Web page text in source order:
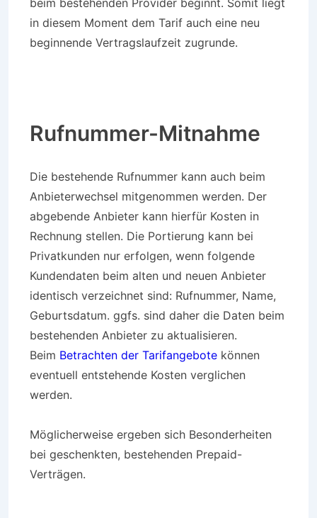
beim bestehenden Provider beginnt. Somit liegt
in diesem Moment dem Tarif auch eine neu
beginnende Vertragslaufzeit zugrunde.
Rufnummer-Mitnahme
Die bestehende Rufnummer kann auch beim
Anbieterwechsel mitgenommen werden. Der
abgebende Anbieter kann hierfür Kosten in
Rechnung stellen. Die Portierung kann bei
Privatkunden nur erfolgen, wenn folgende
Kundendaten beim alten und neuen Anbieter
identisch verzeichnet sind: Rufnummer, Name,
Geburtsdatum. ggfs. sind daher die Daten beim
bestehenden Anbieter zu aktualisieren.
Beim Betrachten der Tarifangebote können
eventuell entstehende Kosten verglichen
werden.
Möglicherweise ergeben sich Besonderheiten
bei geschenkten, bestehenden Prepaid-
Verträgen.